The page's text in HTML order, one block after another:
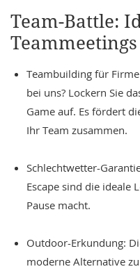
Team-Battle:
Teambuilding für
bei uns? Lockern Sie
Game auf. Es fördert
Ihr Team zusammen.
Schlechtwetter-
Escape sind die ideale
Pause macht.
Outdoor-Erkundung:
moderne Alternative